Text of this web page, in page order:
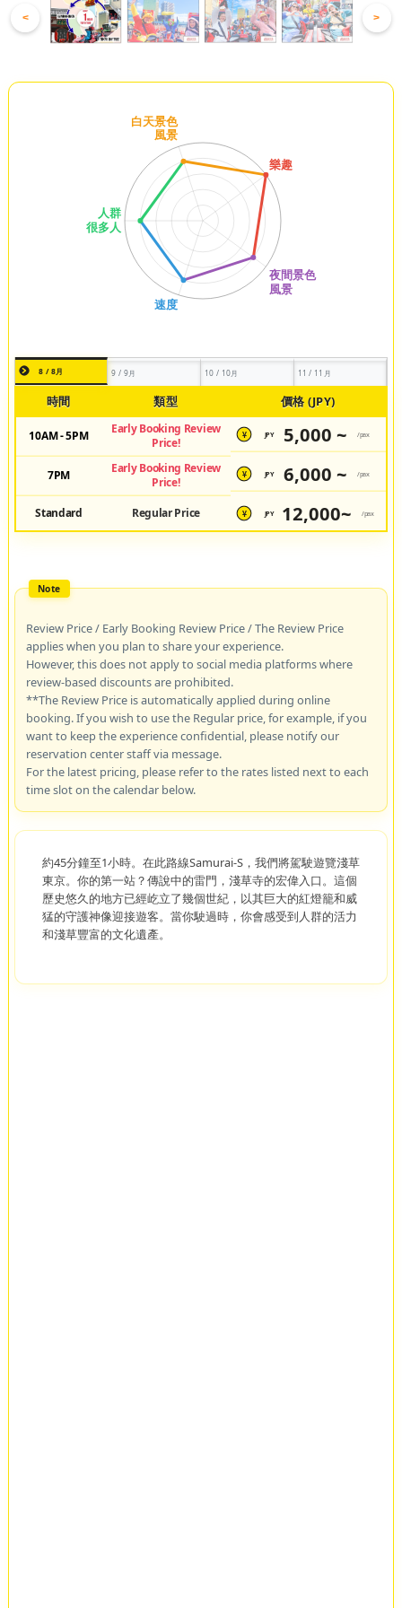
< >
8 / 8月 9 / 9月 10 / 10月 11 / 11月
時間 類型 價格 (JPY)
10AM - 5PM
Early Booking Review
Price!
¥ JPY 5,000 ~ /pax
7PM
Early Booking Review
Price!
¥ JPY 6,000 ~ /pax
Standard Regular Price ¥ JPY 12,000~ /pax
Review Price / Early Booking Review Price / The Review Price
applies when you plan to share your experience.
However, this does not apply to social media platforms where
review-based discounts are prohibited.
**The Review Price is automatically applied during online
booking. If you wish to use the Regular price, for example, if you
want to keep the experience confidential, please notify our
reservation center staff via message.
For the latest pricing, please refer to the rates listed next to each
time slot on the calendar below.
約45分鐘至1小時。在此路線Samurai-S，我們將駕駛遊覽淺草
東京。你的第一站？傳說中的雷門，淺草寺的宏偉入口。這個
歷史悠久的地方已經屹立了幾個世紀，以其巨大的紅燈籠和威
猛的守護神像迎接遊客。當你駛過時，你會感受到人群的活力
和淺草豐富的文化遺產。